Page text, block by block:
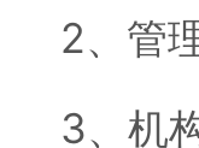
2、管
3、机